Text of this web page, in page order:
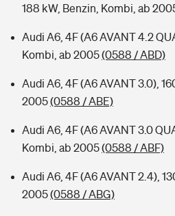
188 kW, Benzin, Kombi, ab
Audi A6, 4F (A6 AVANT 4.2
Kombi, ab 2005(0588 / ABD)
Audi A6, 4F (A6 AVANT 3.0),
2005(0588 / ABE)
Audi A6, 4F (A6 AVANT 3.0
Kombi, ab 2005(0588 / ABF)
Audi A6, 4F (A6 AVANT 2.4),
2005(0588 / ABG)